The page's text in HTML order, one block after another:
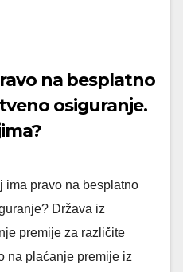
na besplatno
osiguranje.
ima pravo na besplatno
Država iz
premije za različite
na plaćanje premije iz